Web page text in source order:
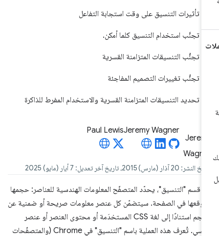
تأثيرات التنسيق على وقت استجابة التفاعل
تجنَّب استخدام التنسيق كلما أمكن.
تجنُّب التنسيقات المتزامنة القسرية
تجنُّب تغييرات التصميم المفاجئة
تحديد التنسيقات المتزامنة القسرية والاستخدام المفرط للذاكرة
Jeremy Wagner
Paul Lewis
20 آذار (مارس) 2015، تاريخ آخر تعديل: 7 أيار (مايو) 2025
قسم "التنسيق"، يحدّد المتصفّح المعلومات الهندسية للعناصر: حجمها
في الصفحة. سيتضمّن كل عنصر معلومات صريحة أو ضمنية عن
الحجم استنادًا إلى لغة CSS المستخدَمة أو محتوى العنصر أو عنصر
رئيسي. تُعرف هذه العملية باسم "التنسيق" في Chrome (والمتصفّحات